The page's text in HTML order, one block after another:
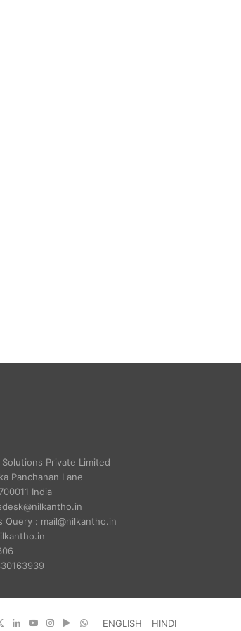
Solutions Private Limited
Panchanan Lane
India
Query : mail@nilkantho.in
ENGLISH HINDI
LinkedInYouTubeInstagram
GoogleWhatsApp